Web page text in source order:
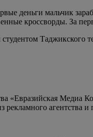
деньги мальчик
кроссворды. За
Таджикского
«Евразийская Медиа
агентства